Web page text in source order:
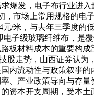
的商业计划
）
计案例解析
制阿里巴
爆发，电子布行业进
，市场上常用规格的电
元/米，与去年三季度的
电子级玻璃纤维布，是
板材料成本的重要构成
股走势，山西证券认为
内流动性与政策叙事
、产业政策导向与存
资本开支周期，受本土